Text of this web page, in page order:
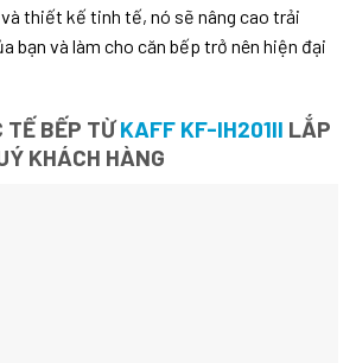
thiết kế tinh tế, nó sẽ nâng cao trải
bạn và làm cho căn bếp trở nên hiện đại
TẾ BẾP TỪKAFF KF-IH201II LẮP
KHÁCH HÀNG